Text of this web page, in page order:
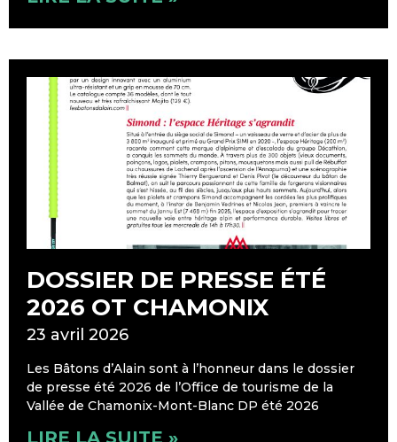
DOSSIER DE PRESSE ÉTÉ
2026 OT CHAMONIX
23 avril 2026
Les Bâtons d’Alain sont à l’honneur dans le dossier
de presse été 2026 de l’Office de tourisme de la
Vallée de Chamonix-Mont-Blanc DP été 2026
LIRE LA SUITE »